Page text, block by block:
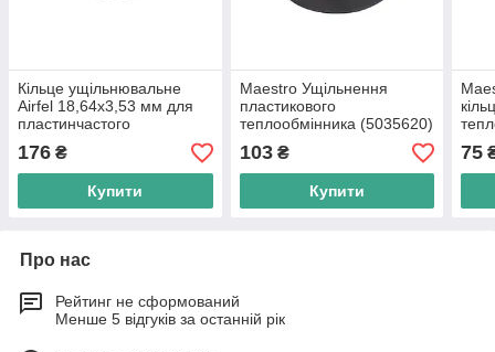
Кільце ущільнювальне
Airfel 18,64х3,53 мм для
пластинчастого
теплообмінника
176 ₴
Купити
Maestro Ущільнення
пластикового
теплообмінника (5035620)
103₴
Купити
75
Про нас
Рейтинг не сформований
Менше 5 відгуків за останній рік